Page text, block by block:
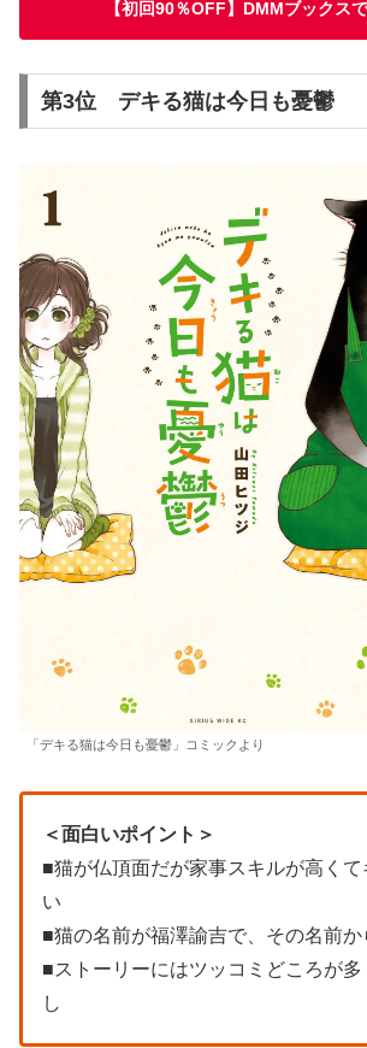
【初回90％OFF】DMMブックス
第3位 デキる猫は今日も憂鬱
「デキる猫は今日も憂鬱」コミックより
＜面白いポイント＞
■猫が仏頂面だが家事スキルが高くて
い
■猫の名前が福澤諭吉で、その名前か
■ストーリーにはツッコミどころが
し